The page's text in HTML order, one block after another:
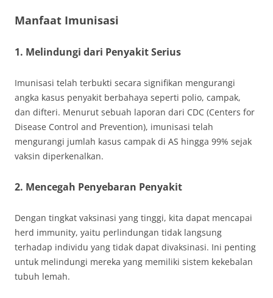
Manfaat Imunisasi
1. Melindungi dari Penyakit Serius
Imunisasi telah terbukti secara signifikan mengurangi
angka kasus penyakit berbahaya seperti polio, campak,
dan difteri. Menurut sebuah laporan dari CDC (Centers for
Disease Control and Prevention), imunisasi telah
mengurangi jumlah kasus campak di AS hingga 99% sejak
vaksin diperkenalkan.
2. Mencegah Penyebaran Penyakit
Dengan tingkat vaksinasi yang tinggi, kita dapat mencapai
herd immunity, yaitu perlindungan tidak langsung
terhadap individu yang tidak dapat divaksinasi. Ini penting
untuk melindungi mereka yang memiliki sistem kekebalan
tubuh lemah.